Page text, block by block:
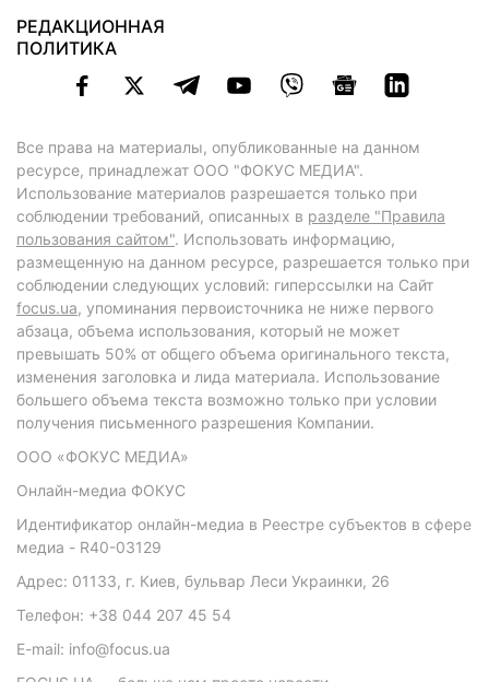
РЕДАКЦИОННАЯ
ПОЛИТИКА
Все права на материалы, опубликованные на данном
ресурсе, принадлежат ООО "ФОКУС МЕДИА".
Использование материалов разрешается только при
соблюдении требований, описанных в разделе "Правила
пользования сайтом". Использовать информацию,
размещенную на данном ресурсе, разрешается только при
соблюдении следующих условий: гиперссылки на Сайт
focus.ua, упоминания первоисточника не ниже первого
абзаца, объема использования, который не может
превышать 50% от общего объема оригинального текста,
изменения заголовка и лида материала. Использование
большего объема текста возможно только при условии
получения письменного разрешения Компании.
ООО «ФОКУС МЕДИА»
Онлайн-медиа ФОКУС
Идентификатор онлайн-медиа в Реестре субъектов в сфере
медиа - R40-03129
Адрес: 01133, г. Киев, бульвар Леси Украинки, 26
Телефон: +38 044 207 45 54
E-mail: info@focus.ua